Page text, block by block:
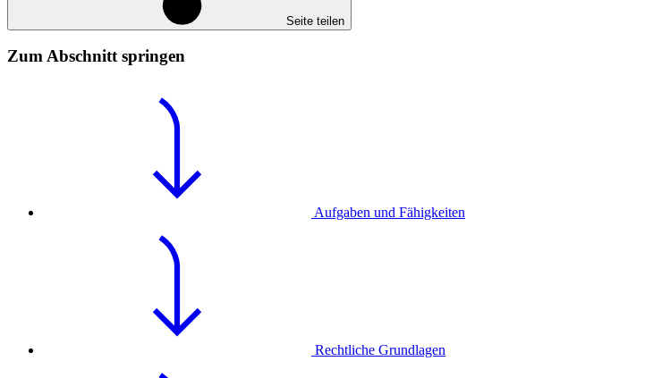
Seite teilen
Zum Abschnitt springen
Aufgaben und Fähigkeiten
Rechtliche Grundlagen